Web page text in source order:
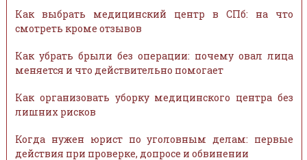
Как выбрать медицинский центр в СПб: на что
смотреть кроме отзывов
Как убрать брыли без операции: почему овал лица
меняется и что действительно помогает
Как организовать уборку медицинского центра без
лишних рисков
Когда нужен юрист по уголовным делам: первые
действия при проверке, допросе и обвинении